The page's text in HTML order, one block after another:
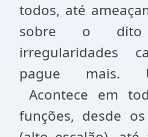
todos, até
sobre o
irregularidades
pague mais.
Acontece em
funções, desde